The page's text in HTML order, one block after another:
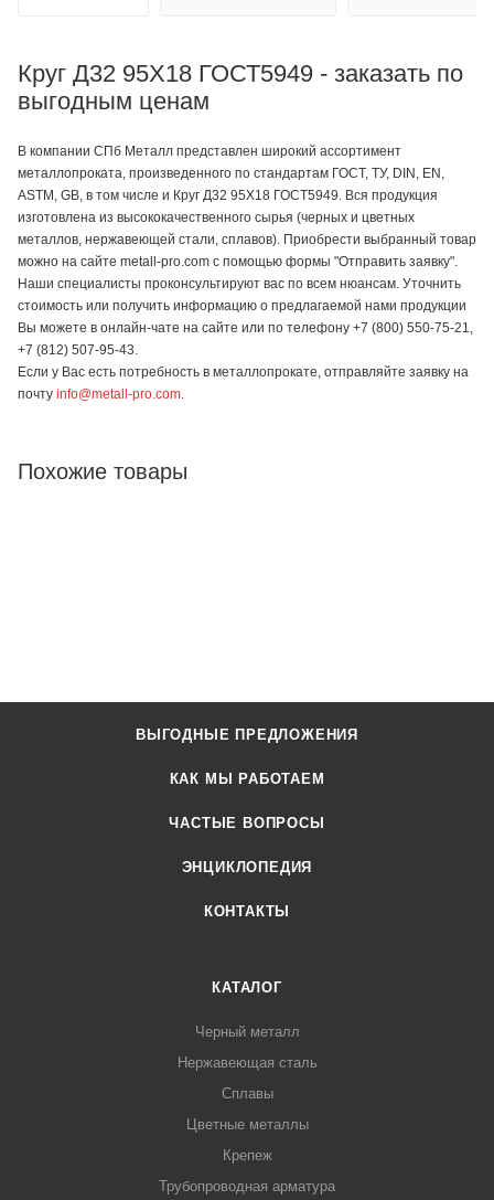
Круг Д32 95Х18 ГОСТ5949 - заказать по
выгодным ценам
В компании СПб Металл представлен широкий ассортимент
металлопроката, произведенного по стандартам ГОСТ, ТУ, DIN, EN,
ASTM, GB, в том числе и Круг Д32 95Х18 ГОСТ5949. Вся продукция
изготовлена из высококачественного сырья (черных и цветных
металлов, нержавеющей стали, сплавов). Приобрести выбранный товар
можно на сайте metall-pro.com с помощью формы "Отправить заявку".
Наши специалисты проконсультируют вас по всем нюансам. Уточнить
стоимость или получить информацию о предлагаемой нами продукции
Вы можете в онлайн-чате на сайте или по телефону +7 (800) 550-75-21,
+7 (812) 507-95-43.
Если у Вас есть потребность в металлопрокате, отправляйте заявку на
почту info@metall-pro.com
Похожие товары
ВЫГОДНЫЕ ПРЕДЛОЖЕНИЯ
КАК МЫ РАБОТАЕМ
ЧАСТЫЕ ВОПРОСЫ
ЭНЦИКЛОПЕДИЯ
КОНТАКТЫ
КАТАЛОГ
Черный металл
Нержавеющая сталь
Сплавы
Цветные металлы
Крепеж
Трубопроводная арматура